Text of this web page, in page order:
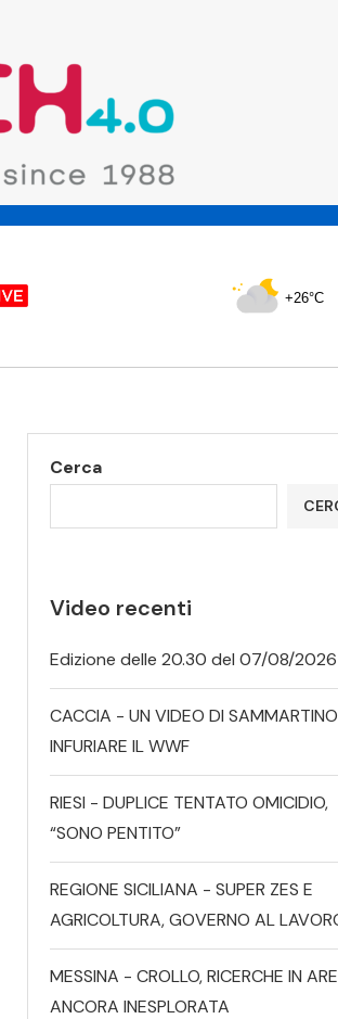
+26°C
Cerca
Video recenti
Edizione delle 20.30 del 07/08/2026
CACCIA - UN VIDEO DI
INFURIARE IL WWF
RIESI - DUPLICE TENTATO OMICIDIO,
“SONO PENTITO”
REGIONE SICILIANA - SUPER ZES E
AGRICOLTURA, GOVERNO AL
MESSINA - CROLLO, RICERCHE IN
ANCORA INESPLORATA